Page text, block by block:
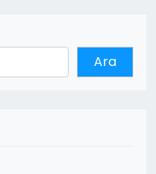
Ara